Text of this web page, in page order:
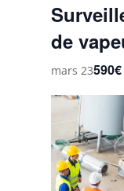
de
mars 23590€